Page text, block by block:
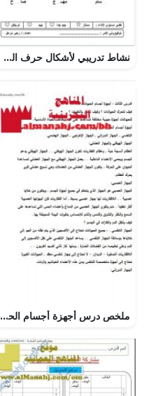
نشاط تدريبي لأشكال حرف الراء بحركاته و مدوده (لغة عربية) الأول
ملخص درس أجهزة أجسام الحيوانات (علوم) الرابع